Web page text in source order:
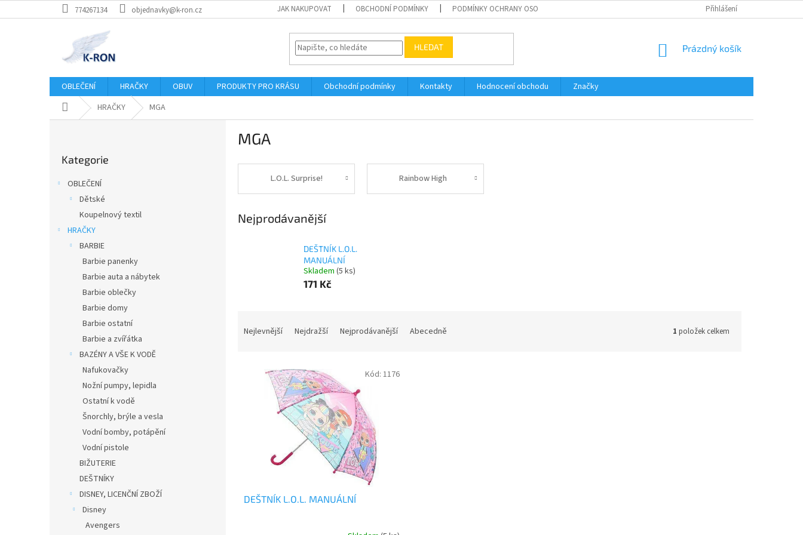
na
774267134 objednavky@k-ron.cz JAK NAKUPOVAT OBCHODNÍ PODMÍNKY PODMÍNKY OCHRANY OSOBNÍCH ÚDAJŮ Přihlášení
HLEDAT
NÁKUPNÍ
Prázdný košík
OBLEČENÍ HRAČKY OBUV PRODUKTY PRO KRÁSU Obchodní podmínky Kontakty Hodnocení obchodu
Značky
Domů HRAČKY MGA
kategorie
Kategorie
OBLEČENÍ
Dětské
Koupelnový textil
HRAČKY
BARBIE
Barbie panenky
Barbie auta a nábytek
Barbie oblečky
Barbie domy
Barbie ostatní
Barbie a zvířátka
BAZÉNY A VŠE K VODĚ
Nafukovačky
Nožní pumpy, lepidla
Ostatní k vodě
Šnorchly, brýle a vesla
Vodní bomby, potápění
Vodní pistole
BIŽUTERIE
DEŠTNÍKY
DISNEY, LICENČNÍ ZBOŽÍ
Disney
Avengers
MGA
L.O.L. Surprise! Rainbow High
Nejprodávanější
DEŠTNÍK L.O.L.
MANUÁLNÍ
Skladem (5 ks)
171 Kč
Nejlevnější Nejdražší Nejprodávanější Abecedně 1 položek celkem
DEŠTNÍK L.O.L. MANUÁLNÍ
Kód: 1176